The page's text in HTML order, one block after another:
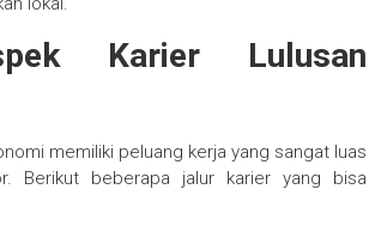
Karier Lulusan
memiliki peluang kerja yang sangat luas
Berikut beberapa jalur karier yang bisa